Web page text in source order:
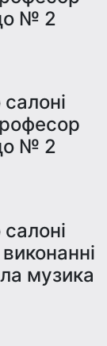
№ 2
№ 2
музика